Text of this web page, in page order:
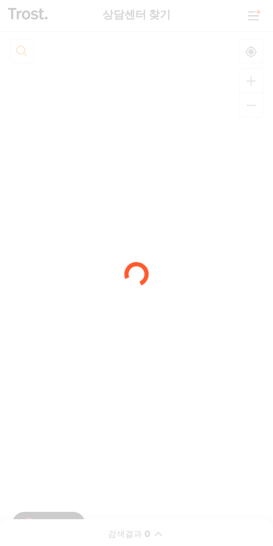
상담센터 찾기
검색결과 0